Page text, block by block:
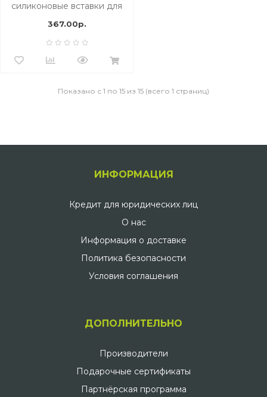
силиконовые вставки для
21910009 (2 накладки)
367.00р.
Показано с 1 по 15 из 15 (всего 1 страниц)
ИНФОРМАЦИЯ
Кредит для юридических лиц
О нас
Информация о доставке
Политика безопасности
Условия соглашения
ДОПОЛНИТЕЛЬНО
Производители
Подарочные сертификаты
Партнёрская программа